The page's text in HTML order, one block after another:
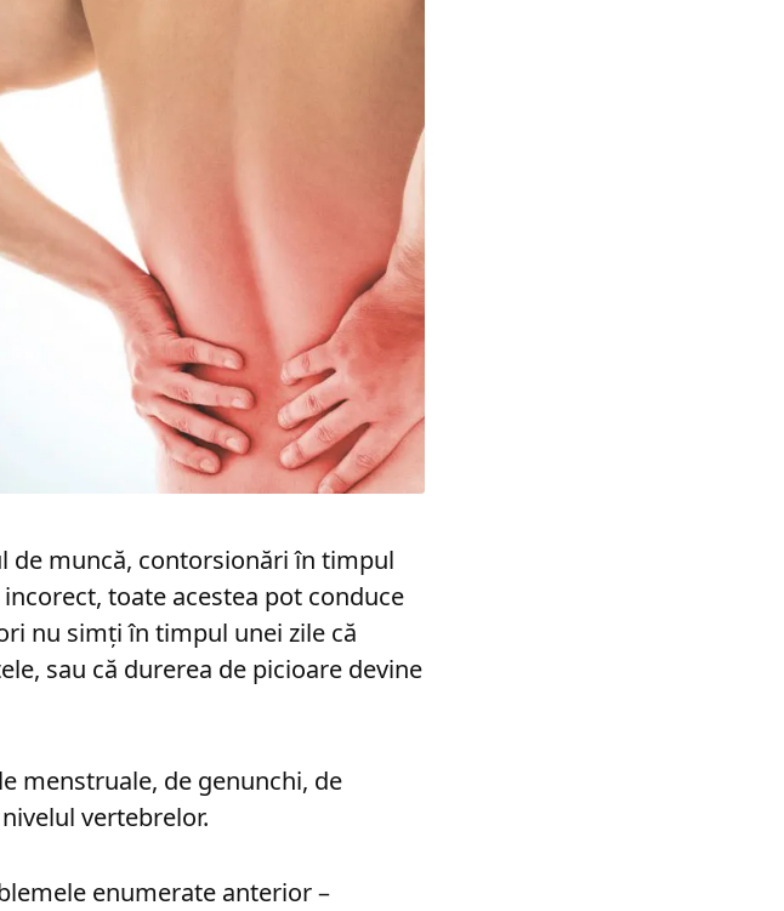
de muncă, contorsionări în timpul
toate acestea pot conduce
nu simți în timpul unei zile că
sau că durerea de picioare devine
menstruale, de genunchi, de
vertebrelor.
enumerate anterior –